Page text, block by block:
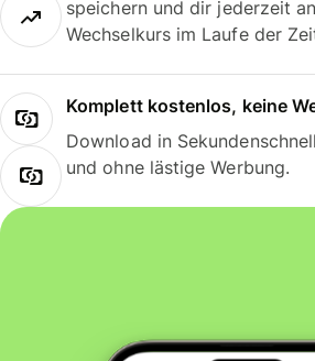
speichern und dir jederzeit
Wechselkurs im Laufe der
Komplett kostenlos, keine
Download in
und ohne lästige Werbung.